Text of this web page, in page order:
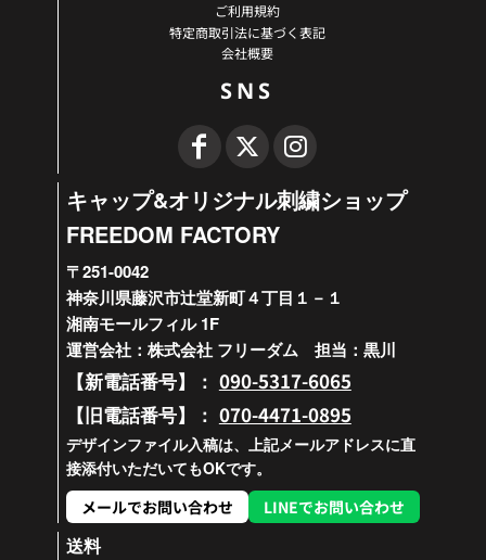
ご利用規約
特定商取引法に基づく表記
会社概要
SNS
キャップ&オリジナル刺繍ショップ
FREEDOM FACTORY
〒251-0042
神奈川県藤沢市辻堂新町４丁目１－１
湘南モールフィル 1F
運営会社：株式会社 フリーダム 担当：黒川
【新電話番号】： 090-5317-6065
【旧電話番号】： 070-4471-0895
デザインファイル入稿は、上記メールアドレスに直
接添付いただいてもOKです。
メールでお問い合わせ
LINEでお問い合わせ
送料